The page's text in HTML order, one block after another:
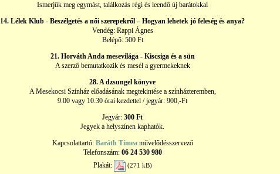
Ismerjük meg egymást, találkozás régi és leendő új barátokkal
14. Lélek Klub - Beszélgetés a női szerepekről – Hogyan lehetek jó feleség és anya?
Vendég: Rappi Ágnes
Belépő: 500 Ft
21. Horváth Anda mesevilága - Kiscsiga és a sün
A szerző bemutatkozik és mesél a gyermekeknek
28. A dzsungel könyve
A Mesekocsi Színház előadásának megtekintése a színházteremben,
9.00 vagy 10.30 órai kezdettel / jegyár: 900,-Ft
Jegyár: 300 Ft
Jegyek a helyszínen kaphatók.
Kapcsolattartó: Baráth Tímeaművelődésszervező
Telefonszám: 06 24 530 980
Plakát:
(271 kB)